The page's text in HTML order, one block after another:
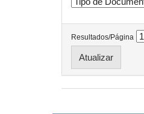
Resultados/Página